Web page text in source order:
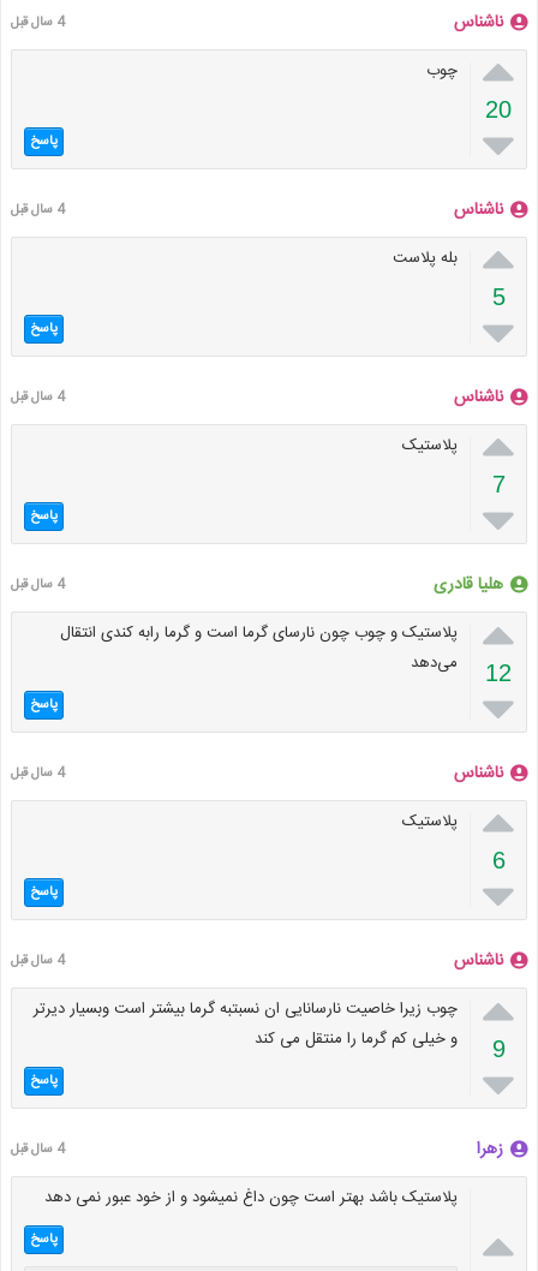
ناشناس 4 سال قبل

20

چوب
پاسخ
ناشناس 4 سال قبل

5

بله پلاست
پاسخ
ناشناس 4 سال قبل

7

پلاستیک
پاسخ
هلیا قادری 4 سال قبل

12

پلاستیک و چوب چون نارسای گرما است و گرما رابه کندی انتقال
می‌دهد
پاسخ
ناشناس 4 سال قبل

6

پلاستیک
پاسخ
ناشناس 4 سال قبل

9

چوب زیرا خاصیت نارسانایی ان نسبتبه گرما بیشتر است وبسیار دیرتر
و خیلی کم گرما را منتقل می کند
پاسخ
زهرا 4 سال قبل

پلاستیک باشد بهتر است چون داغ نمیشود و از خود عبور نمی دهد
پاسخ